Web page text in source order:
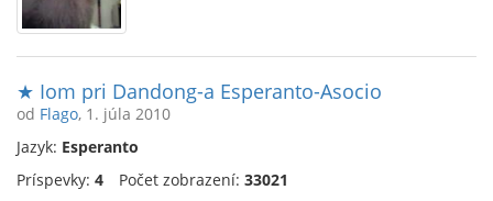
★ Iom pri Dandong-a Esperanto-Asocio
od Flago, 1. júla 2010
Jazyk: Esperanto
Príspevky: 4 Počet zobrazení: 33021